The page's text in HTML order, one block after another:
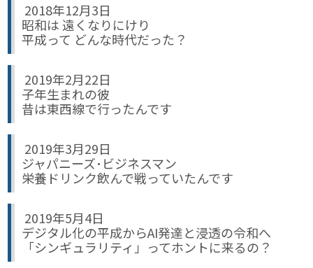
2018年12月3日
昭和は 遠くなりにけり
平成って どんな時代だった？
2019年2月22日
子年生まれの彼
昔は東西線で行ったんです
2019年3月29日
ジャパニーズ･ビジネスマン
栄養ドリンク飲んで戦っていたんです
2019年5月4日
デジタル化の平成からAI発達と浸透の令和へ
「シンギュラリティ」ってホントに来るの？